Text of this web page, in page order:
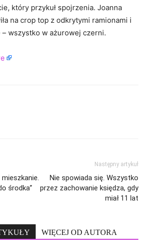
który przykuł spojrzenia. Joanna
na crop top z odkrytymi ramionami i
wszystko w ażurowej czerni.
mieszkanie.
środka”
Następny artykuł
Nie spowiada się. Wszystko
przez zachowanie księdza, gdy
miał 11 lat
WIĘCEJ OD AUTORA